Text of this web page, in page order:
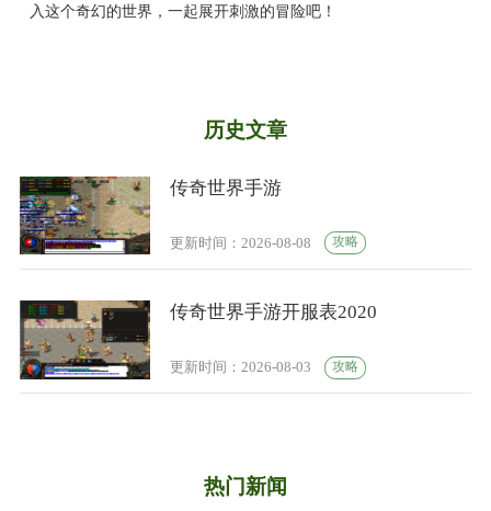
入这个奇幻的世界，一起展开刺激的冒险吧！
历史文章
传奇世界手游
更新时间：2026-08-08 攻略
传奇世界手游开服表2020
更新时间：2026-08-03 攻略
热门新闻